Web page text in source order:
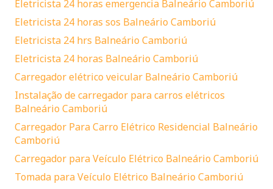
Eletricista 24 horas emergencia Balneário Camboriú
Eletricista 24 horas sos Balneário Camboriú
Eletricista 24 hrs Balneário Camboriú
Eletricista 24 horas Balneário Camboriú
Carregador elétrico veicular Balneário Camboriú
Instalação de carregador para carros elétricos
Balneário Camboriú
Carregador Para Carro Elétrico Residencial Balneário
Camboriú
Carregador para Veículo Elétrico Balneário Camboriú
Tomada para Veículo Elétrico Balneário Camboriú